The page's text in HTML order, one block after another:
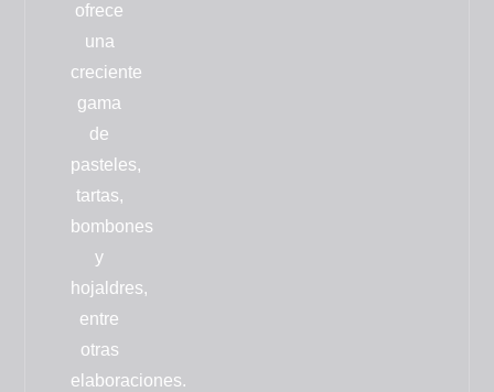
ofrece
una
creciente
gama
de
pasteles,
tartas,
bombones
y
hojaldres,
entre
otras
elaboraciones.